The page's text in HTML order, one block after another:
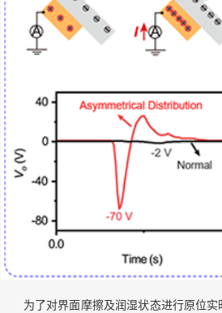
为了对界面摩擦及润湿状态进行原位实